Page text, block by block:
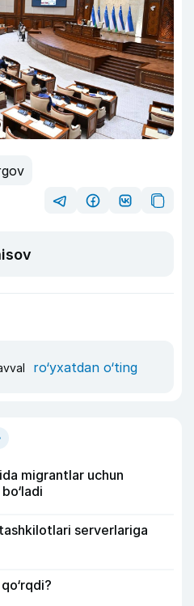
ro‘yxatdan o‘ting
migrantlar uchun
serverlariga